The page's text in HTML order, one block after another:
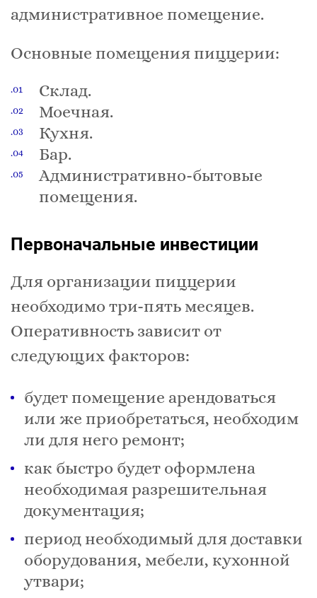
административное помещение.
Основные помещения пиццерии:
Склад.
Моечная.
Кухня.
Бар.
Административно-бытовые
помещения.
Первоначальные инвестиции
Для организации пиццерии
необходимо три-пять месяцев.
Оперативность зависит от
следующих факторов:
будет помещение арендоваться
или же приобретаться, необходим
ли для него ремонт;
как быстро будет оформлена
необходимая разрешительная
документация;
период необходимый для доставки
оборудования, мебели, кухонной
утвари;